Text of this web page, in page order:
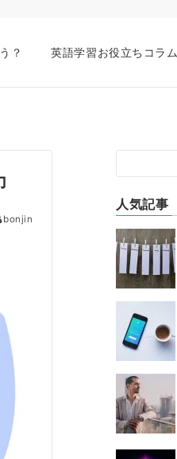
？ 英語学習お役立ちコラム
bonjin
人気記事